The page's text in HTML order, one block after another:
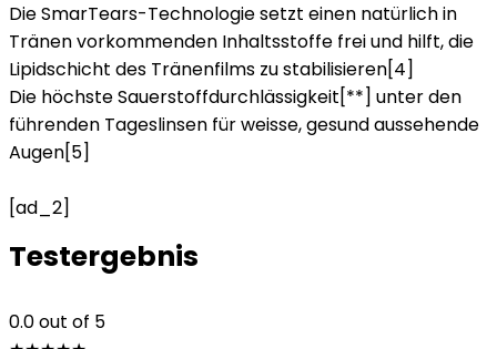
Die SmarTears-Technologie setzt einen natürlich in
Tränen vorkommenden Inhaltsstoffe frei und hilft, die
Lipidschicht des Tränenfilms zu stabilisieren[4]
Die höchste Sauerstoffdurchlässigkeit[**] unter den
führenden Tageslinsen für weisse, gesund aussehende
Augen[5]
[ad_2]
Testergebnis
0.0out of 5